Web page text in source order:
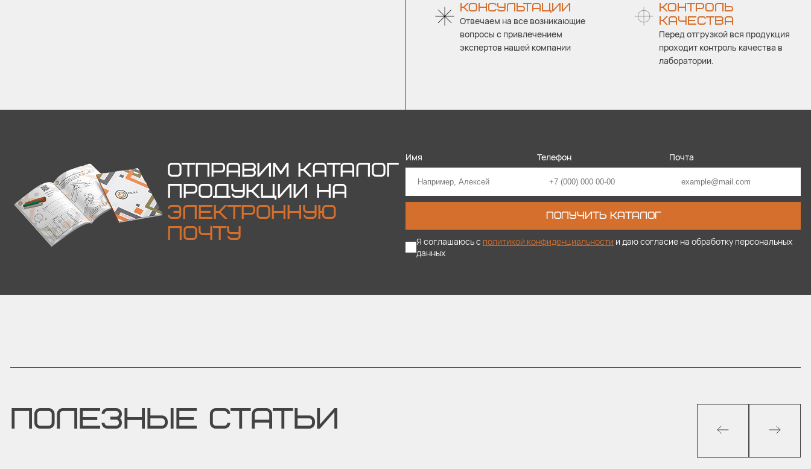
КОНСУЛЬТАЦИИ
Отвечаем на все возникающие
вопросы с привлечением
экспертов нашей компании
КОНТРОЛЬ
КАЧЕСТВА
Перед отгрузкой вся продукция
проходит контроль качества в
лаборатории.
ОТПРАВИМ КАТАЛОГ
ПРОДУКЦИИ НА
ЭЛЕКТРОННУЮ
ПОЧТУ
Имя Телефон Почта
ПОЛУЧИТЬ КАТАЛОГ
Я соглашаюсь с политикой конфиденциальности и даю согласие на обработку персональных
данных
ПОЛЕЗНЫЕ СТАТЬИ